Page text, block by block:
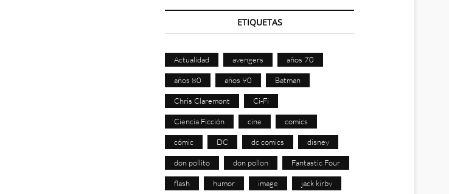
ETIQUETAS
Actualidad avengers años 70
años 80 años 90 Batman
Chris Claremont Ci-Fi
Ciencia Ficción cine comics
cómic DC dc comics disney
don pollito don pollon Fantastic Four
flash humor image jack kirby